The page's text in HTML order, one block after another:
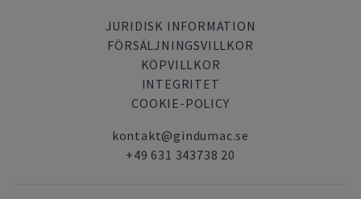
JURIDISK INFORMATION
FÖRSÄLJNINGSVILLKOR
KÖPVILLKOR
INTEGRITET
COOKIE-POLICY
kontakt@gindumac.se
+49 631 343738 20